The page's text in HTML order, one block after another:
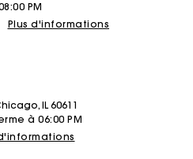
PM
Plus d'informations
IL 60611
à 06:00 PM